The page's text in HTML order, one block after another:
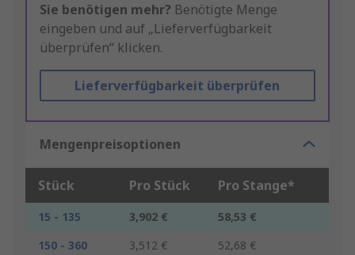
Sie benötigen mehr? Benötigte Menge
eingeben und auf „Lieferverfügbarkeit
überprüfen“ klicken.
Lieferverfügbarkeit überprüfen
Mengenpreisoptionen
Stück Pro Stück Pro Stange*
15 - 135 3,902 €
58,53 €
150 - 360
3,512 €
52,68 €